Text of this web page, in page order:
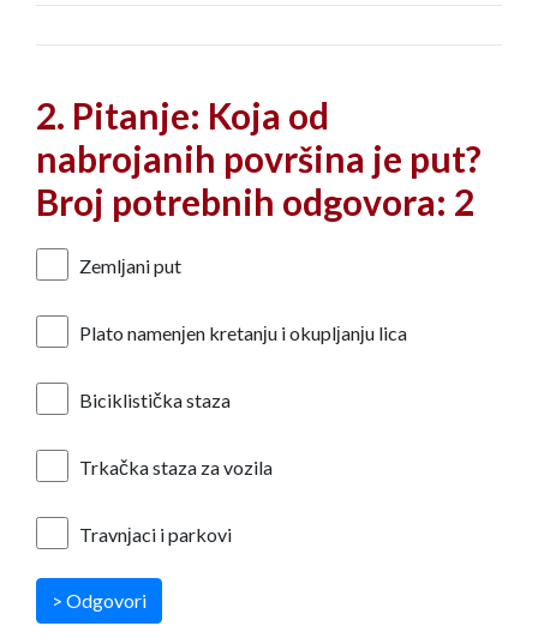
2. Pitanje: Koja od
nabrojanih površina je put?
Broj potrebnih odgovora: 2
Zemlјani put
Plato namenјen kretanјu i okuplјanјu lica
Biciklistička staza
Trkačka staza za vozila
Travnјaci i parkovi
> Odgovori